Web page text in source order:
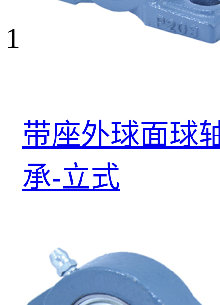
1
带座外球面球
承-立式